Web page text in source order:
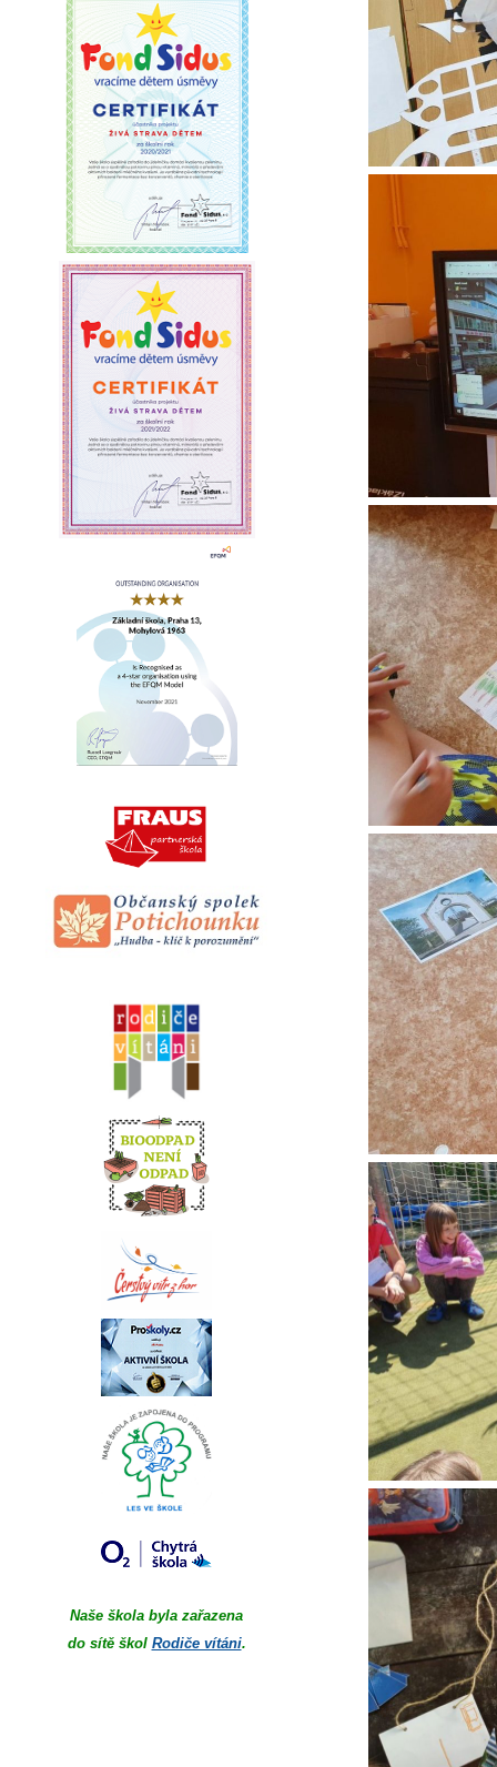
Naše škola byla zařazena
do sítě škol Rodiče vítáni.